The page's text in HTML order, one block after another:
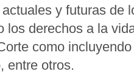
y futuras de
los derechos a la
como
entre otros.